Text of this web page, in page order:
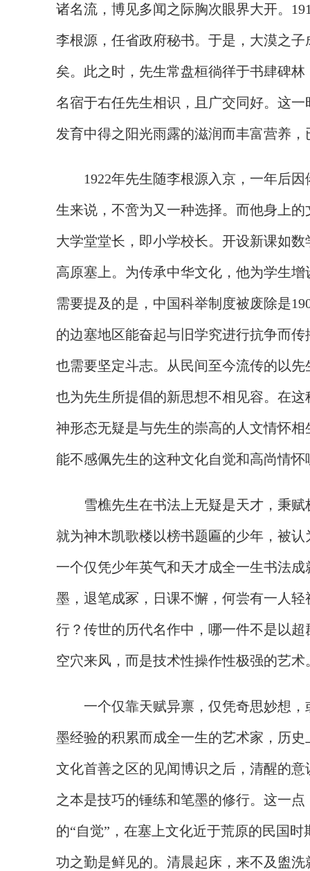
诸名流，博见多闻之际胸次眼界大开。
李根源，任省政府秘书。于是，大漠之
矣。此之时，先生常盘桓徜徉于书肆碑
名宿于右任先生相识，且广交同好。这
发育中得之阳光雨露的滋润而丰富营养
1922年先生随李根源入京，一年后
生来说，不啻为又一种选择。而他身上
大学堂堂长，即小学校长。开设新课如
高原塞上。为传承中华文化，他为学生
需要提及的是，中国科举制度被废除是
的边塞地区能奋起与旧学究进行抗争而
也需要坚定斗志。从民间至今流传的以先
也为先生所提倡的新思想不相见容。在
神形态无疑是与先生的崇高的人文情怀
能不感佩先生的这种文化自觉和高尚情怀
雪樵先生在书法上无疑是天才，秉
就为神木凯歌楼以榜书题匾的少年，被认
一个仅凭少年英气和天才成全一生书法
墨，退笔成冢，日课不懈，何尝有一人
行？传世的历代名作中，哪一件不是以
空穴来风，而是技术性操作性极强的艺术
一个仅靠天赋异禀，仅凭奇思妙想
墨经验的积累而成全一生的艺术家，历
文化首善之区的见闻博识之后，清醒的
之本是技巧的锤练和笔墨的修行。这一
的“自觉”，在塞上文化近于荒原的民国
功之勤是鲜见的。清晨起床，来不及盥